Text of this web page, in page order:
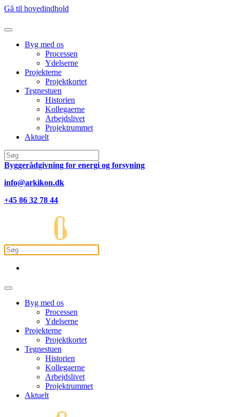
Gå til hovedindhold
Byg med os
Processen
Ydelserne
Projekterne
Projektkortet
Tegnestuen
Historien
Kollegaerne
Arbejdslivet
Projektrummet
Aktuelt
Byggerådgivning for energi og forsyning
info@arkikon.dk
+45 86 32 78 44
Byg med os
Processen
Ydelserne
Projekterne
Projektkortet
Tegnestuen
Historien
Kollegaerne
Arbejdslivet
Projektrummet
Aktuelt